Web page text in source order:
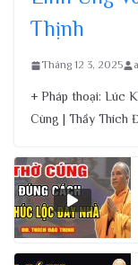
Thịnh
Tháng 12 3, 2025
+ Pháp thoại: Lúc
Cùng | Thầy Thích